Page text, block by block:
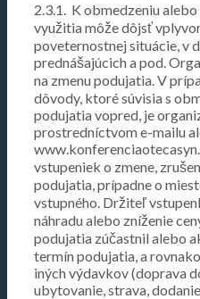
2.3.1. K obmedzeniu
využitia môže dôjsť
poveternostnej situácie, v
prednášajúcich a pod.
na zmenu podujatia. V
dôvody, ktoré súvisia s
podujatia vopred, je
prostredníctvom e-mailu
vstupeniek o zmene,
podujatia, prípadne o
vstupného. Držiteľ
náhradu alebo zníženie
podujatia zúčastnil alebo
termín podujatia, a
iných výdavkov (doprava
ubytovanie, strava,